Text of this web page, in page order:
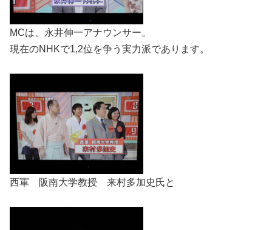
MCは、永井伸一アナウンサー。
現在のNHKで1,2位を争う実力派であります。
西軍 阪南大学教授 来村多加史氏と